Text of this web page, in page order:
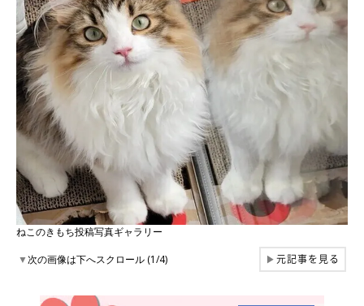
ねこのきもち投稿写真ギャラリー
▼次の画像は下へスクロール (1/4) ▶元記事を見る